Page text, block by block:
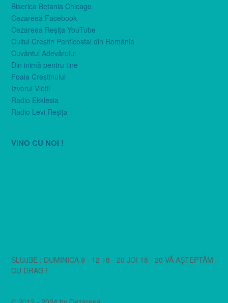
Biserica Betania Chicago
Cezareea Facebook
Cezareea Reşiţa YouTube
Cultul Creştin Penticostal din România
Cuvântul Adevărului
Din inimă pentru tine
Foaia Creştinului
Izvorul Vieţii
Radio Ekklesia
Radio Levi Reşiţa
VINO CU NOI !
SLUJBE : DUMINICA 9 - 12 18 - 20 JOI 18 - 20 VĂ AȘTEPTĂM
CU DRAG !